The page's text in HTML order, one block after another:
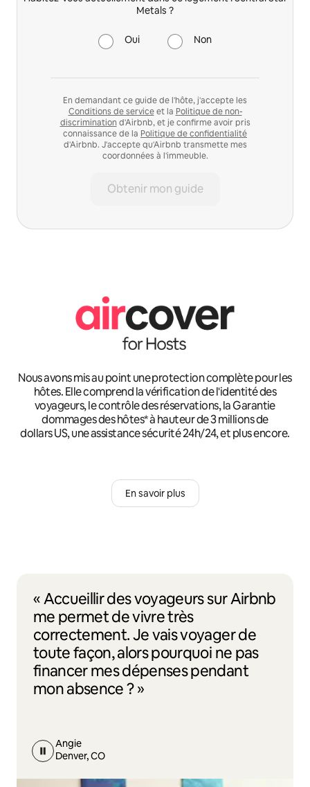
Metals ?
Oui Non
En demandant ce guide de l'hôte, j'accepte les
Conditions de serviceet la Politique de non-
discrimination d'Airbnb, et je confirme avoir pris
connaissance de la Politique de confidentialité
d'Airbnb. J'accepte qu'Airbnb transmette mes
coordonnées à l'immeuble.
Obtenir mon guide
Nous avons mis au point une protection complète pour les
hôtes. Elle comprend la vérification de l'identité des
voyageurs, le contrôle des réservations, la Garantie
dommages des hôtes* à hauteur de 3 millions de
dollars US, une assistance sécurité 24h/24, et plus encore.
En savoir plus
« Accueillir des voyageurs sur Airbnb
me permet de vivre très
correctement. Je vais voyager de
toute façon, alors pourquoi ne pas
financer mes dépenses pendant
mon absence ? »
Angie
Denver, CO